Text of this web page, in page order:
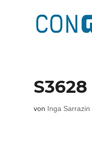
S3628
von Inga Sarrazin